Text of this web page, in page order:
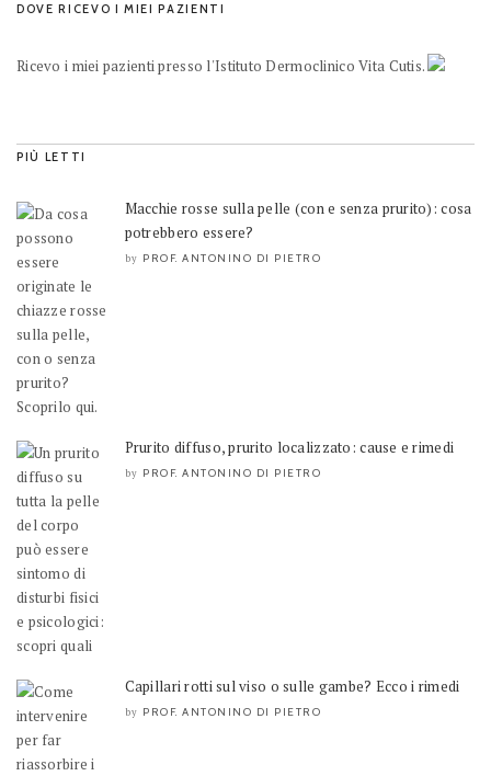
DOVE RICEVO I MIEI PAZIENTI
Ricevo i miei pazienti presso l'Istituto Dermoclinico Vita Cutis.
PIÙ LETTI
Macchie rosse sulla pelle (con e senza prurito): cosa
potrebbero essere?
by PROF. ANTONINO DI PIETRO
Prurito diffuso, prurito localizzato: cause e rimedi
by PROF. ANTONINO DI PIETRO
Capillari rotti sul viso o sulle gambe? Ecco i rimedi
by PROF. ANTONINO DI PIETRO